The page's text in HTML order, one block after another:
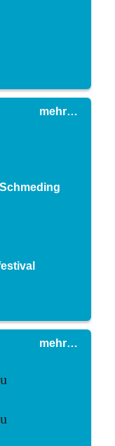
mehr…
mehr…